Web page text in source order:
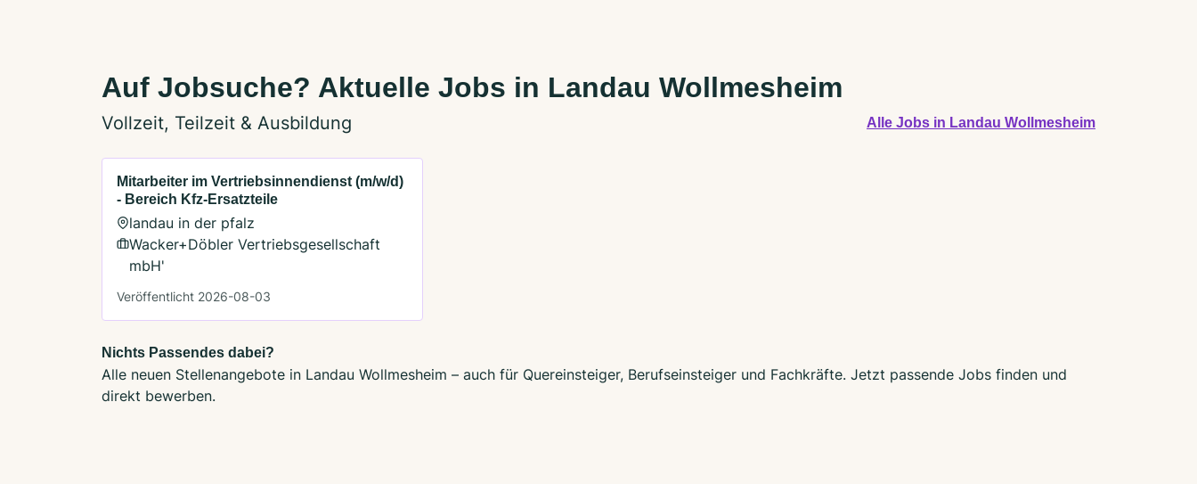
Auf Jobsuche? Aktuelle Jobs in Landau Wollmesheim
Vollzeit, Teilzeit & Ausbildung Alle Jobs in Landau Wollmesheim
Mitarbeiter im Vertriebsinnendienst (m/w/d)
- Bereich Kfz-Ersatzteile
landau in der pfalz
Wacker+Döbler Vertriebsgesellschaft
mbH'
Veröffentlicht 2026-08-03
Nichts Passendes dabei?
Alle neuen Stellenangebote in Landau Wollmesheim – auch für Quereinsteiger, Berufseinsteiger und Fachkräfte. Jetzt passende Jobs finden und
direkt bewerben.